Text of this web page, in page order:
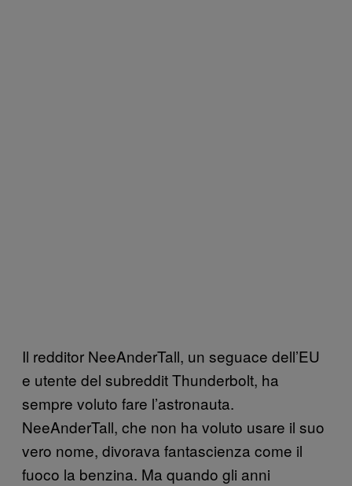
Il redditor NeeAnderTall, un seguace dell’EU
e utente del subreddit Thunderbolt, ha
sempre voluto fare l’astronauta.
NeeAnderTall, che non ha voluto usare il suo
vero nome, divorava fantascienza come il
fuoco la benzina. Ma quando gli anni